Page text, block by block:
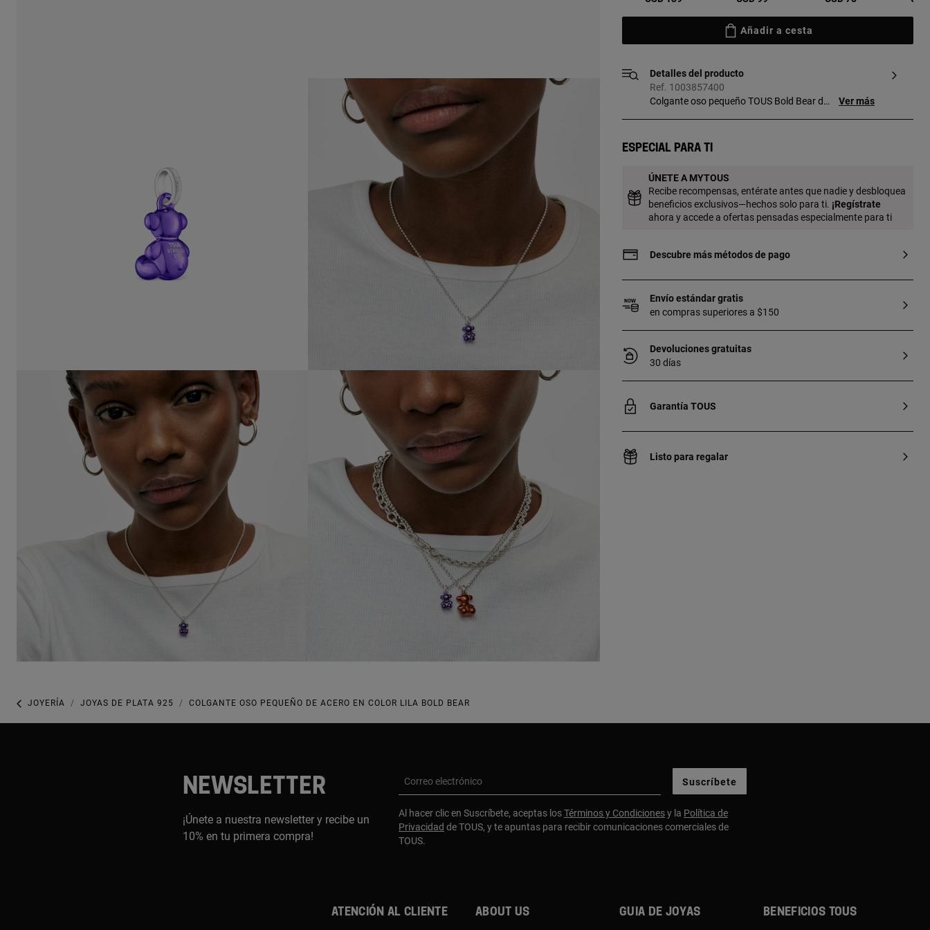
Añadir a cesta
Detalles del producto
Ref. 1003857400
Colgante oso pequeño TOUS Bold Bear de
Este artículo no incluye la cadena.
Ver más
Especial para ti
ÚNETE A MYTOUS
Recibe recompensas, entérate antes que nadie y desbloquea
beneficios exclusivos—hechos solo para ti. ¡Regístrate
ahora y accede a ofertas pensadas especialmente para ti
Descubre más métodos de pago
Envío estándar gratis
en compras superiores a $150
Devoluciones gratuitas
30 días
Garantía TOUS
Listo para regalar
JOYERÍA JOYAS DE PLATA 925 COLGANTE OSO PEQUEÑO DE ACERO EN COLOR LILA BOLD BEAR
NEWSLETTER
¡Únete a nuestra newsletter y recibe un
10% en tu primera compra!
Correo electrónico Suscríbete
Al hacer clic en Suscríbete, aceptas losTérminos y Condicionesy la Política de
Privacidad de TOUS, y te apuntas para recibir comunicaciones comerciales de
TOUS.
Atención al cliente About us Guia de joyas Beneficios TOUS